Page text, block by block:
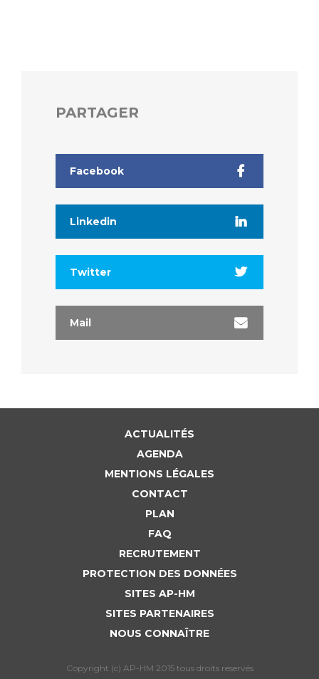
PARTAGER
Facebook
Linkedin
Twitter
Mail
ACTUALITÉS
AGENDA
MENTIONS LÉGALES
CONTACT
PLAN
FAQ
RECRUTEMENT
PROTECTION DES DONNÉES
SITES AP-HM
SITES PARTENAIRES
NOUS CONNAÎTRE
Copyright (c) AP-HM 2015 tous droits reservés